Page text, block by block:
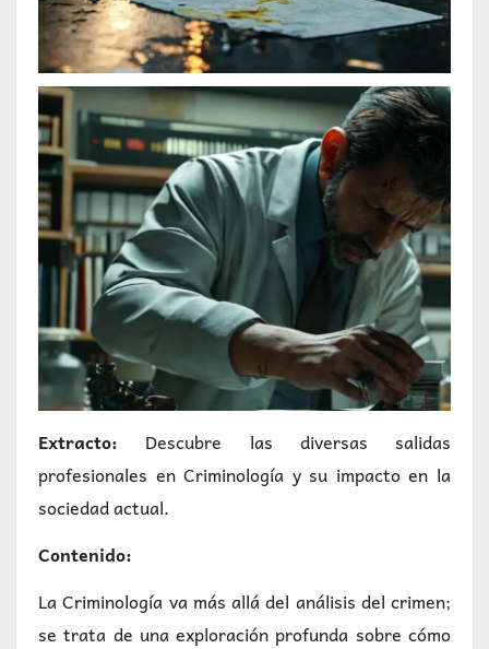
Extracto: Descubre las diversas salidas
profesionales en Criminología y su impacto en la
sociedad actual.
Contenido:
La Criminología va más allá del análisis del crimen;
se trata de una exploración profunda sobre cómo